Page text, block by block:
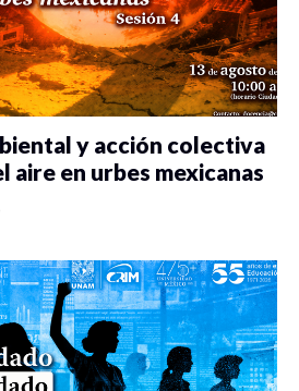
y acción colectiva
aire en urbes mexicanas